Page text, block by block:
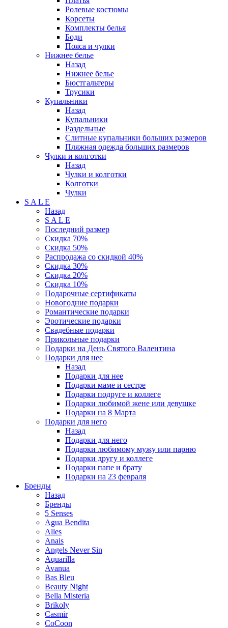
Ролевые костюмы
Корсеты
Комплекты белья
Боди
Пояса и чулки
Нижнее белье
Назад
Нижнее белье
Бюстгальтеры
Трусики
Купальники
Назад
Купальники
Раздельные
Слитные купальники больших размеров
Пляжная одежда больших размеров
Чулки и колготки
Назад
Чулки и колготки
Колготки
Чулки
S A L E
Назад
S A L E
Последний размер
Скидка 70%
Скидка 50%
Распродажа со скидкой 40%
Скидка 30%
Скидка 20%
Скидка 10%
Подарочные сертификаты
Новогодние подарки
Романтические подарки
Эротические подарки
Свадебные подарки
Прикольные подарки
Подарки на День Святого Валентина
Подарки для нее
Назад
Подарки для нее
Подарки маме и сестре
Подарки подруге и коллеге
Подарки любимой жене или девушке
Подарки на 8 Марта
Подарки для него
Назад
Подарки для него
Подарки любимому мужу или парню
Подарки другу и коллеге
Подарки папе и брату
Подарки на 23 февраля
Бренды
Назад
Бренды
5 Senses
Agua Bendita
Alles
Anais
Angels Never Sin
Aquarilla
Avanua
Bas Bleu
Beauty Night
Bella Misteria
Brikoly
Casmir
CoCoon